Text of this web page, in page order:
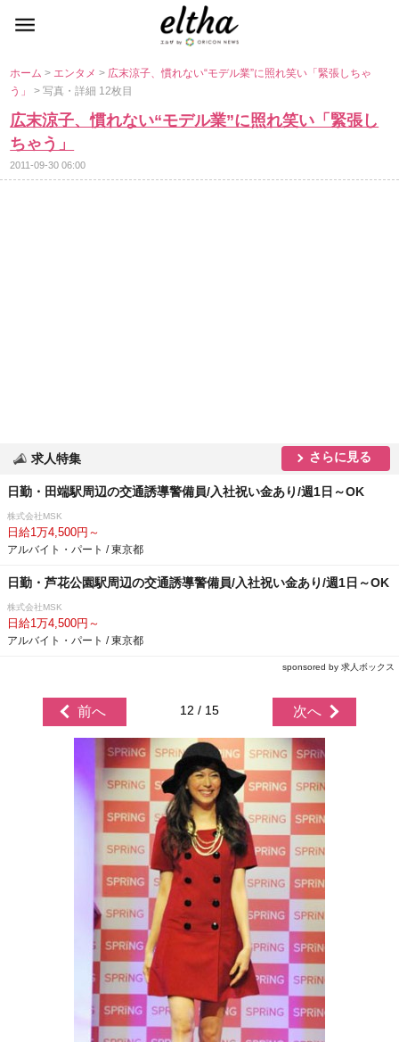
ホーム> エンタメ> 広末涼子、慣れない“モデル業”に照れ笑い「緊張しちゃ
う」> 写真・詳細 12枚目
広末涼子、慣れない“モデル業”に照れ笑い「緊張し
ちゃう」
2011-09-30 06:00
求人特集 さらに見る
日勤・田端駅周辺の交通誘導警備員/入社祝い金あり/週1日～OK
株式会社MSK
日給1万4,500円～
アルバイト・パート / 東京都
日勤・芦花公園駅周辺の交通誘導警備員/入社祝い金あり/週1日～OK
株式会社MSK
日給1万4,500円～
アルバイト・パート / 東京都
sponsored by 求人ボックス
前へ 12 / 15 次へ